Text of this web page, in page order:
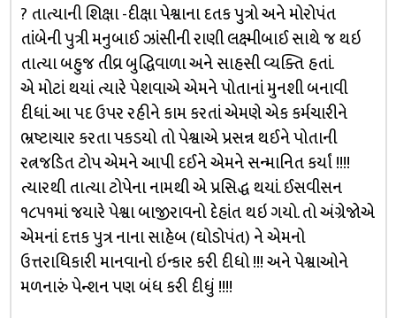
? તાત્યાની શિક્ષા -દીક્ષા પેશ્વાના દતક પુત્રો અને મોરોપંત
તાંબેની પુત્રી મનુબાઈ ઝાંસીની રાણી લક્ષ્મીબાઈ સાથે જ થઇ
તાત્યા બહુજ તીવ્ર બુદ્ધિવાળા અને સાહસી વ્યક્તિ હતાં.
એ મોટાં થયાં ત્યારે પેશવાએ એમને પોતાનાં મુનશી બનાવી
દીધાં. આ પદ ઉપર રહીને કામ કરતાં એમણે એક કર્મચારીને
ભ્રષ્ટાચાર કરતા પકડયો તો પેશ્વાએ પ્રસન્ન થઈને પોતાની
રત્નજડિત ટોપ એમને આપી દઈને એમને સન્માનિત કર્યાં !!!!
ત્યારથી તાત્યા ટોપેના નામથી એ પ્રસિદ્ધ થયાં. ઈસવીસન
૧૮૫૧માં જયારે પેશ્વા બાજીરાવનો દેહાંત થઇ ગયો. તો અંગ્રેજોએ
એમનાં દત્તક પુત્ર નાના સાહેબ (ઘોડોપંત) ને એમનો
ઉત્તરાધિકારી માનવાનો ઇન્કાર કરી દીધો !!! અને પેશ્વાઓને
મળનારું પેન્શન પણ બંધ કરી દીધું !!!!